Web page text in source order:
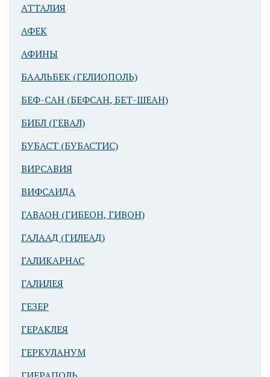
АТТАЛИЯ
АФЕК
АФИНЫ
БААЛЬБЕК (ГЕЛИОПОЛЬ)
БЕФ-САН (БЕФСАН, БЕТ-ШЕАН)
БИБЛ (ГЕВАЛ)
БУБАСТ (БУБАСТИС)
ВИРСАВИЯ
ВИФСАИДА
ГАВАОН (ГИБЕОН, ГИВОН)
ГАЛААД (ГИЛЕАД)
ГАЛИКАРНАС
ГАЛИЛЕЯ
ГЕЗЕР
ГЕРАКЛЕЯ
ГЕРКУЛАНУМ